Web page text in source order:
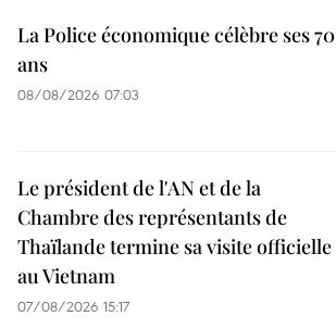
La Police économique célèbre ses 70
ans
08/08/2026 07:03
Le président de l'AN et de la
Chambre des représentants de
Thaïlande termine sa visite officielle
au Vietnam
07/08/2026 15:17